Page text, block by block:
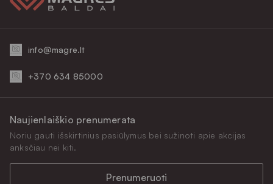
info@magre.lt
+370 634 85000
Naujienlaiškio prenumerata
Noriu gauti išskirtinius pasiūlymus bei sužinoti apie akcijas
anksčiau nei kiti.
Prenumeruoti